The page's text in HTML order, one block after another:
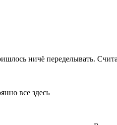
ничё переделывать.
все здесь